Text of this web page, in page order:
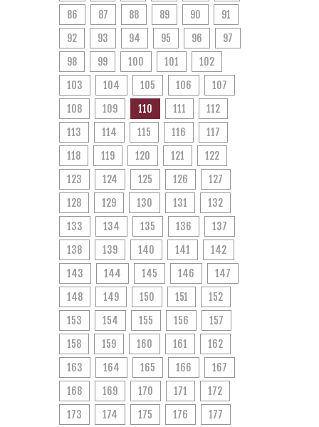
86 87 88 89 90
91
92
93 94 95 96
97
98
99 100 101
102
103
104 105 106
107
108
109 110 111
112
113
114 115 116
117
118
119 120 121
122
123
124 125 126
127
128
129 130 131
132
133
134 135 136
137
138
139 140 141
142
143
144 145 146
147
148
149 150 151
152
153
154 155 156
157
158
159 160 161
162
163
164 165 166
167
168
169 170 171
172
173
174 175 176
177